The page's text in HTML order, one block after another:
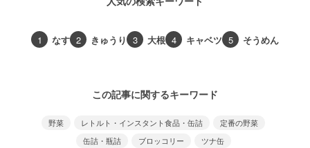
1 なす 2 きゅうり 3 大根 4 キャベツ 5 そうめん
この記事に関するキーワード
野菜 レトルト・インスタント食品・缶詰
定番の野菜
缶詰・瓶詰
ブロッコリー ツナ缶